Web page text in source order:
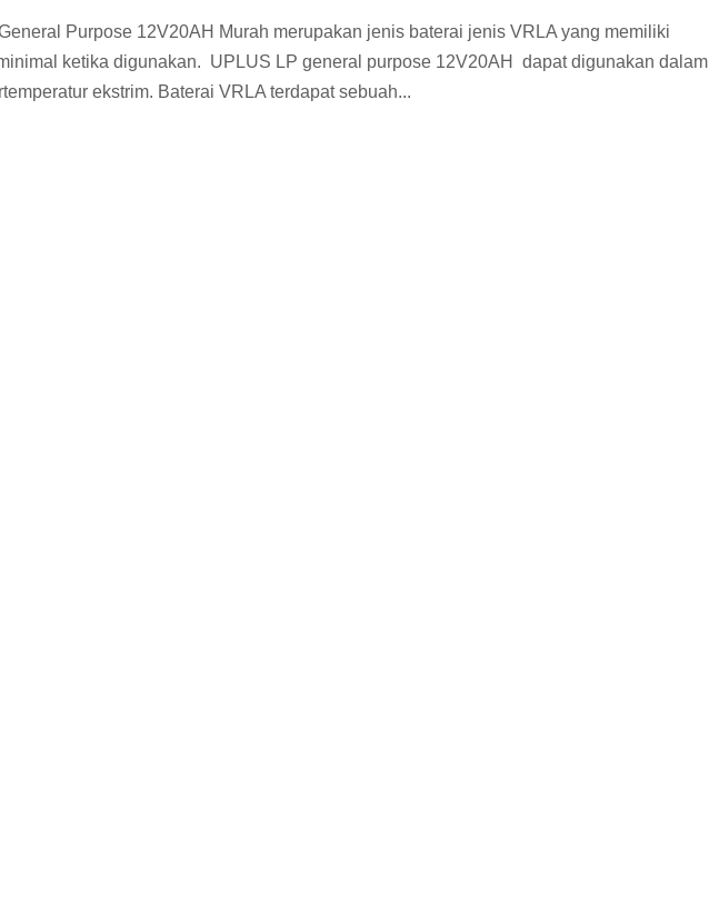
Purpose 12V20AH Murah merupakan jenis baterai jenis VRLA yang memiliki
ketika digunakan. UPLUS LP general purpose 12V20AH dapat digunakan dalam
ekstrim. Baterai VRLA terdapat sebuah...